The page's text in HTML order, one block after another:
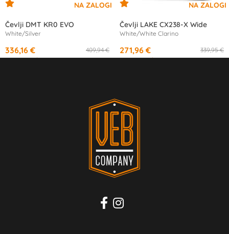
Čevlji DMT KR0 EVO
White/Silver
409,94 €
336,16 €
od11,37 €/mesec
Čevlji LAKE CX238-X Wide
White/White Clarino
339,95 €
271,96 €
od13,29 €/mesec